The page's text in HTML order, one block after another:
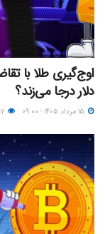
دلار درجا می‌زند؟